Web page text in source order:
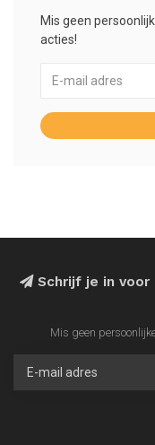
Mis geen
acties!
Schrijf je in voor
Mis geen